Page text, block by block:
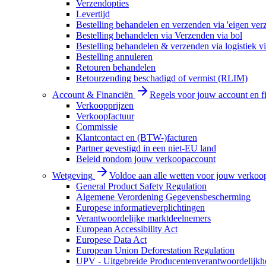
Verzendopties
Levertijd
Bestelling behandelen en verzenden via 'eigen
Bestelling behandelen via Verzenden via bol
Bestelling behandelen & verzenden via logistiek
Bestelling annuleren
Retouren behandelen
Retourzending beschadigd of vermist (RLIM)
Account & Financiën
Regels voor jouw account en
Verkoopprijzen
Verkoopfactuur
Commissie
Klantcontact en (BTW-)facturen
Partner gevestigd in een niet-EU land
Beleid rondom jouw verkoopaccount
Wetgeving
Voldoe aan alle wetten voor jouw
General Product Safety Regulation
Algemene Verordening Gegevensbescherming
Europese informatieverplichtingen
Verantwoordelijke marktdeelnemers
European Accessibility Act
Europese Data Act
European Union Deforestation Regulation
UPV - Uitgebreide